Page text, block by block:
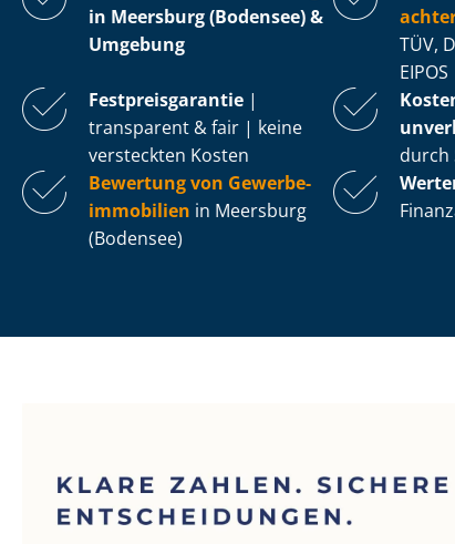
in Meersburg (Bodensee) &
Umgebung
TÜV,
EIPOS
Fest­preis­ga­ran­tie |
transparent & fair | keine
versteckten Kosten
durch
Bewertung von Ge­wer­be­
im­mo­bi­li­en in Meersburg
(Bodensee)